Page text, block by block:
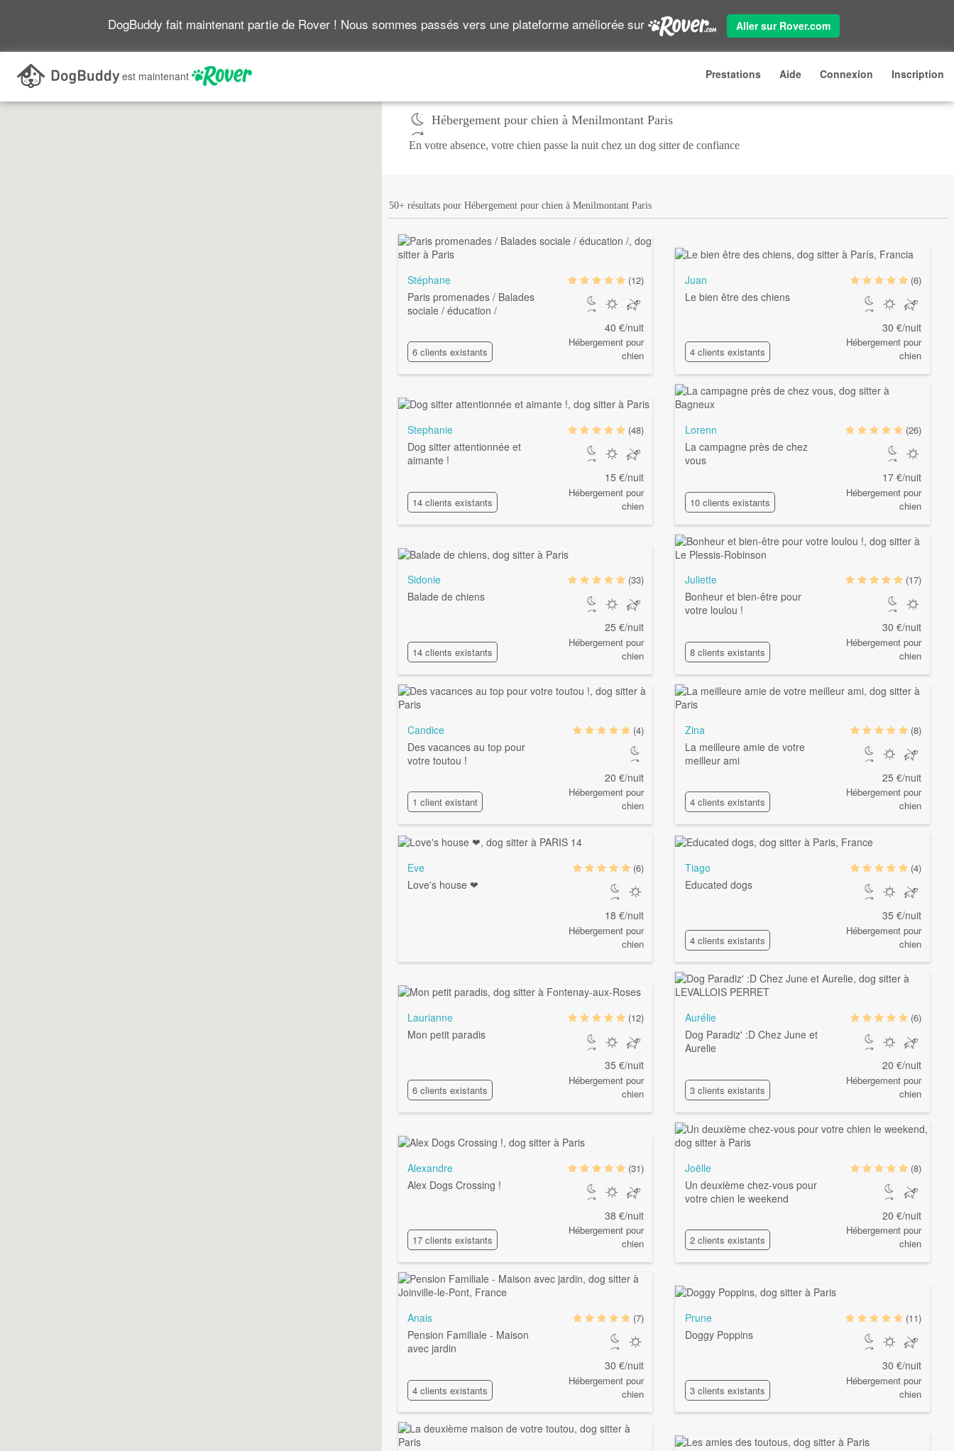
DogBuddy fait maintenant partie de Rover ! Nous sommes passés vers une plateforme améliorée sur Aller sur Rover.com
est maintenant Prestations Aide Connexion Inscription
Recherchez en vous déplaçant sur la carte
Hébergement pour chien à Menilmontant Paris
En votre absence, votre chien passe la nuit chez un dog sitter de confiance
50+ résultats pour Hébergement pour chien à Menilmontant Paris
Stéphane
Paris promenades / Balades
sociale / éducation /
6 clients existants
(12)
40 €/nuit
Hébergement pour
chien
Juan
Le bien être des chiens
4 clients existants
(6)
30 €/nuit
Hébergement pour
chien
Stephanie
Dog sitter attentionnée et
aimante !
14 clients existants
(48)
15 €/nuit
Hébergement pour
chien
Lorenn
La campagne près de chez
vous
10 clients existants
(26)
17 €/nuit
Hébergement pour
chien
Sidonie
Balade de chiens
14 clients existants
(33)
25 €/nuit
Hébergement pour
chien
Juliette
Bonheur et bien-être pour
votre loulou !
8 clients existants
(17)
30 €/nuit
Hébergement pour
chien
Candice
Des vacances au top pour
votre toutou !
1 client existant
(4)
20 €/nuit
Hébergement pour
chien
Zina
La meilleure amie de votre
meilleur ami
4 clients existants
(8)
25 €/nuit
Hébergement pour
chien
Eve
Love's house ❤
(6)
18 €/nuit
Hébergement pour
chien
Tiago
Educated dogs
4 clients existants
(4)
35 €/nuit
Hébergement pour
chien
Laurianne
Mon petit paradis
6 clients existants
(12)
35 €/nuit
Hébergement pour
chien
Aurélie
Dog Paradiz' :D Chez June et
Aurelie
3 clients existants
(6)
20 €/nuit
Hébergement pour
chien
Alexandre
Alex Dogs Crossing !
17 clients existants
(31)
38 €/nuit
Hébergement pour
chien
Joëlle
Un deuxième chez-vous pour
votre chien le weekend
2 clients existants
(8)
20 €/nuit
Hébergement pour
chien
Anais
Pension Familiale - Maison
avec jardin
4 clients existants
(7)
30 €/nuit
Hébergement pour
chien
Prune
Doggy Poppins
3 clients existants
(11)
30 €/nuit
Hébergement pour
chien